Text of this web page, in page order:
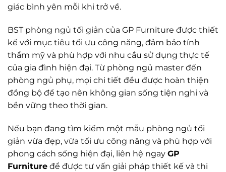
giác bình yên mỗi khi trở về.
BST phòng ngủ tối giản của GP Furniture được thiết
kế với mục tiêu tối ưu công năng, đảm bảo tính
thẩm mỹ và phù hợp với nhu cầu sử dụng thực tế
của gia đình hiện đại. Từ phòng ngủ master đến
phòng ngủ phụ, mọi chi tiết đều được hoàn thiện
đồng bộ để tạo nên không gian sống tiện nghi và
bền vững theo thời gian.
Nếu bạn đang tìm kiếm một mẫu phòng ngủ tối
giản vừa đẹp, vừa tối ưu công năng và phù hợp với
phong cách sống hiện đại, liên hệ ngay GP
Furniture để được tư vấn giải pháp thiết kế và thi